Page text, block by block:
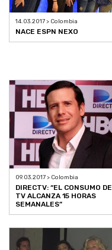
14.03.2017 > Colombia
NACE ESPN NEXO
09.03.2017 > Colombia
DIRECTV: “EL CONSUMO DE
TV ALCANZA 15 HORAS
SEMANALES”